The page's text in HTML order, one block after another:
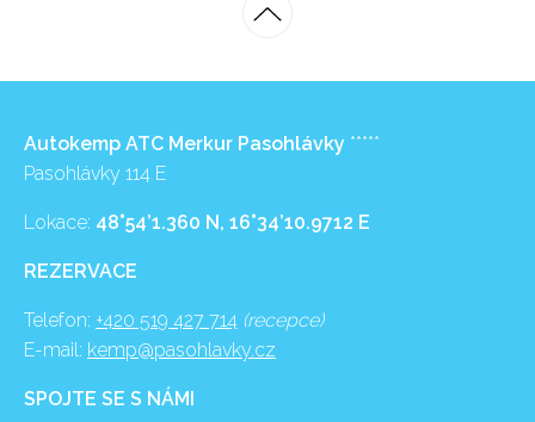
Autokemp ATC Merkur Pasohlávky *****
Pasohlávky 114 E
Lokace: 48°54’1.360 N, 16°34’10.9712 E
REZERVACE
Telefon: +420 519 427 714 (recepce)
E-mail: kemp@pasohlavky.cz
SPOJTE SE S NÁMI